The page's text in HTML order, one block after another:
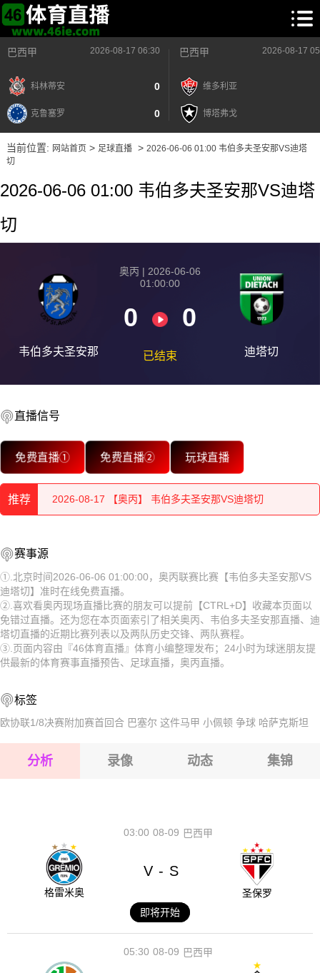
巴西甲 2026-08-17 06:30
科林蒂安 0
克鲁塞罗 0
巴西甲 2026-08-17
维多利亚
博塔弗戈
当前位置: 网站首页> 足球直播> 2026-06-06 01:00 韦伯多夫圣安那VS迪塔
切
2026-06-06 01:00 韦伯多夫圣安那VS迪塔
切
韦伯多夫圣安那
奥丙 | 2026-06-06
01:00:00
0 0
已结束 迪塔切
直播信号
免费直播① 免费直播② 玩球直播
推荐
2026-08-17 【奥丙】 韦伯多夫圣安那VS迪塔切
2026-08-17 【奥丙】 韦伯多夫圣安那VS迪塔切
2026-08-17 【奥丙】 韦伯多夫圣安那VS迪塔切
2026-08-17 【奥丙】 韦伯多夫圣安那VS迪塔切
2026-08-17 【奥丙】 韦伯多夫圣安那VS迪塔切
2026-08-17 【奥丙】 韦伯多夫圣安那VS迪塔切
2026-08-17 【奥丙】 韦伯多夫圣安那VS迪塔切
2026-08-17 【奥丙】 韦伯多夫圣安那VS迪塔切
2026-08-17 【奥丙】 韦伯多夫圣安那VS迪塔切
赛事源
①.北京时间2026-06-06 01:00:00，奥丙联赛比赛【韦伯多夫圣安那VS
迪塔切】准时在线免费直播。
②.喜欢看奥丙现场直播比赛的朋友可以提前【CTRL+D】收藏本页面以
免错过直播。还为您在本页面索引了相关奥丙、韦伯多夫圣安那直播、迪
塔切直播的近期比赛列表以及两队历史交锋、两队赛程。
③.页面内容由『46体育直播』体育小编整理发布；24小时为球迷朋友提
供最新的体育赛事直播预告、足球直播，奥丙直播。
标签
欧协联1/8决赛附加赛首回合 巴塞尔 这件马甲 小佩顿 争球 哈萨克斯坦
分析 录像 动态 集锦
08-09
03:00 巴西甲
格雷米奥
V - S
圣保罗
即将开始
08-09
05:30 巴西甲